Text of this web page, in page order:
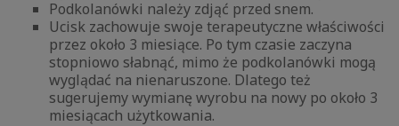
Podkolanówki należy zdjąć przed snem.
Ucisk zachowuje swoje terapeutyczne właściwości
przez około 3 miesiące. Po tym czasie zaczyna
stopniowo słabnąć, mimo że podkolanówki mogą
wyglądać na nienaruszone. Dlatego też
sugerujemy wymianę wyrobu na nowy po około 3
miesiącach użytkowania.